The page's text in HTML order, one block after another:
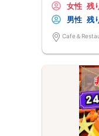
お気に入りの普
【 参加定員数 】
50名様
🔳最小開催人数：
🔳中止判断タイ
の有名店で合コ
お店自慢のお料
頂きたいと思いま
《ドラマのロケ
完全着席スタイ
《一人参加、初
完全着席スタイ
様参加者様同士
スタッフのフォ
《恋人、友人、
□結婚がしたい
□恋人が欲しい
女性 残
男性 残